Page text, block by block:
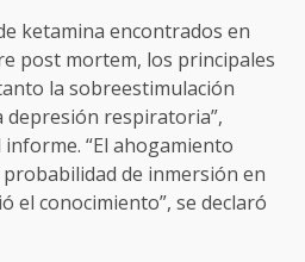
ketamina encontrados en
post mortem, los principales
la sobreestimulación
depresión respiratoria”,
“El ahogamiento
de inmersión en
el conocimiento”, se declaró